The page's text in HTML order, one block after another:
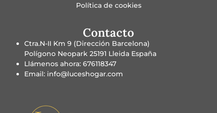
Política de cookies
Contacto
Ctra.N-II Km 9 (Dirección Barcelona)
Polígono Neopark 25191 Lleida España
Llámenos ahora: 676118347
Email: info@luceshogar.com